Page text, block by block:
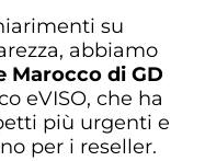
su
abbiamo
Marocco di GD
eVISO, che ha
più urgenti e
per i reseller.